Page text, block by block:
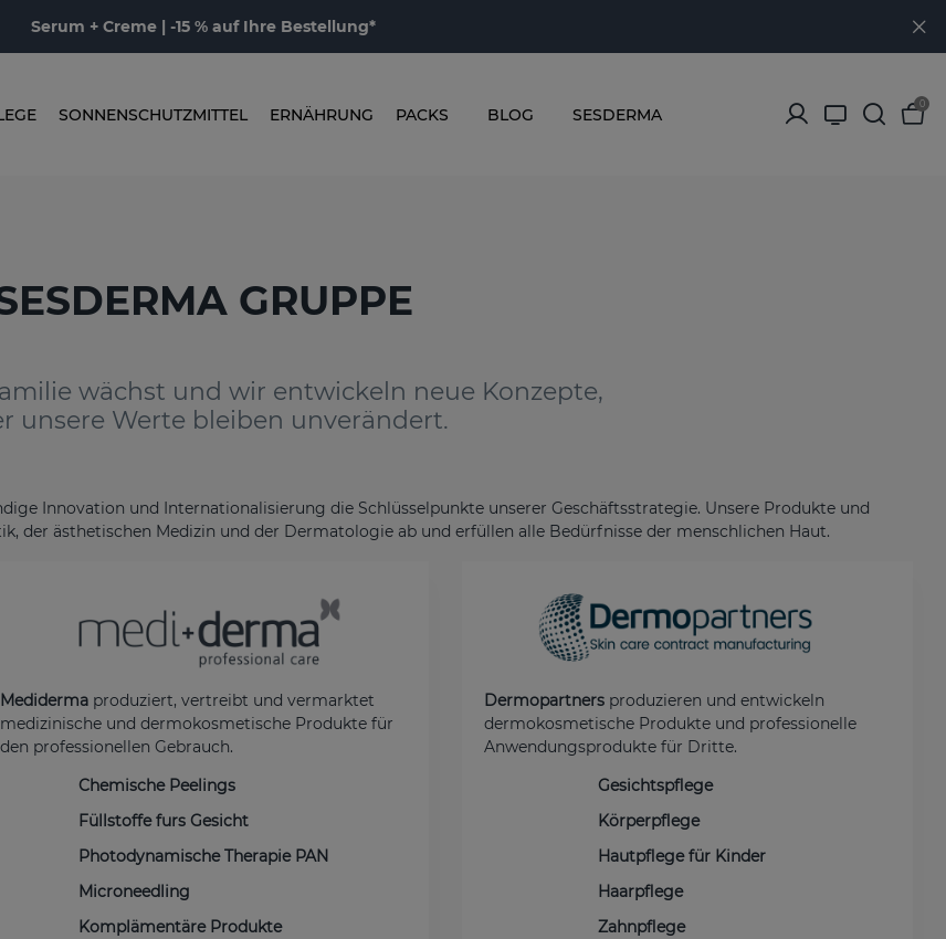
Serum + Creme | -15 % auf Ihre Bestellung*
SONNENSCHUTZMITTEL ERNÄHRUNG PACKS BLOG SESDERMA
0
GRUPPE
wächst und wir entwickeln neue Konzepte,
unsere Werte bleiben unverändert.
Innovation und Internationalisierung die Schlüsselpunkte unserer Geschäftsstrategie. Unsere Produkte und
der ästhetischen Medizin und der Dermatologie ab und erfüllen alle Bedürfnisse der menschlichen Haut.
Medidermaproduziert, vertreibt und vermarktet
medizinische und dermokosmetische Produkte für
den professionellen Gebrauch.
Chemische Peelings
Füllstoffe furs Gesicht
Photodynamische Therapie PAN
Microneedling
Komplämentäre Produkte
Dermopartnersproduzieren und entwickeln
dermokosmetische Produkte und professionelle
Anwendungsprodukte für Dritte.
Gesichtspflege
Körperpflege
Hautpflege für Kinder
Haarpflege
Zahnpflege